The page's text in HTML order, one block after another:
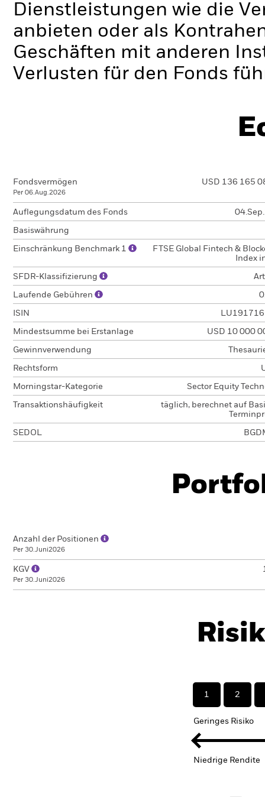
Dienstleistungen wie die
anbieten oder als
Geschäften mit anderen
Verlusten für den Fonds
Fondsvermögen
Per 06.Aug.2026
USD 136 165
Auflegungsdatum des Fonds
Basiswährung
Einschränkung Benchmark 1
FTSE Global Fintech &
Index
SFDR-Klassifizierung
Laufende Gebühren
ISIN
Mindestsumme bei Erstanlage USD 10 000
Gewinnverwendung
Rechtsform
Morningstar-Kategorie Sector Equity
Transaktionshäufigkeit
täglich, berechnet auf
SEDOL
Anzahl der Positionen
Per 30.Juni2026
KGV
Per 30.Juni2026
1 2
Geringes Risiko
Niedrige Rendite